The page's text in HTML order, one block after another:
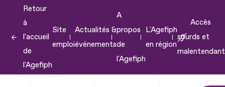
contenu
Retour
à
l'accueil
de
l'Agefiph
Site
emploi
Actualités &
événements
A
propos
de
l'Agefiph
L'Agefiph
en région
Accès
sourds et